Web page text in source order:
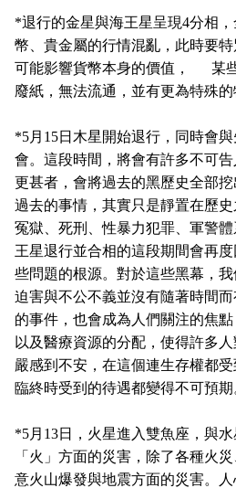
*退行的金星與海王星呈現4分相
幣、貴金屬的行情混亂，此時要特
可能影響貨幣本身的價值， 某
廢紙，無法流通，並有更為特殊的
*5月 15日木星開始退行，同時會
會。這段時間，將會有許多不可告
更甚者，會將過去的黑歷史全部
過去的事情，其實只是靜置在歷史
冤獄、死刑、性暴力犯罪、軍警
王星退行並合相的這段期間會再
些問題的根源。對於這些黑幕，
迫害與不公不義並沒有隨著時間
的事件，也會成為人們關注的焦點
以及醫療資源的分配，使得許多
嚴感到不安，在這個連生存權都
臨終時受到的待遇都變得不可預期
*5月 13日，火星進入雙魚座，與水
「火」方面的災害，除了各種火
意火山爆發與地震方面的災害。